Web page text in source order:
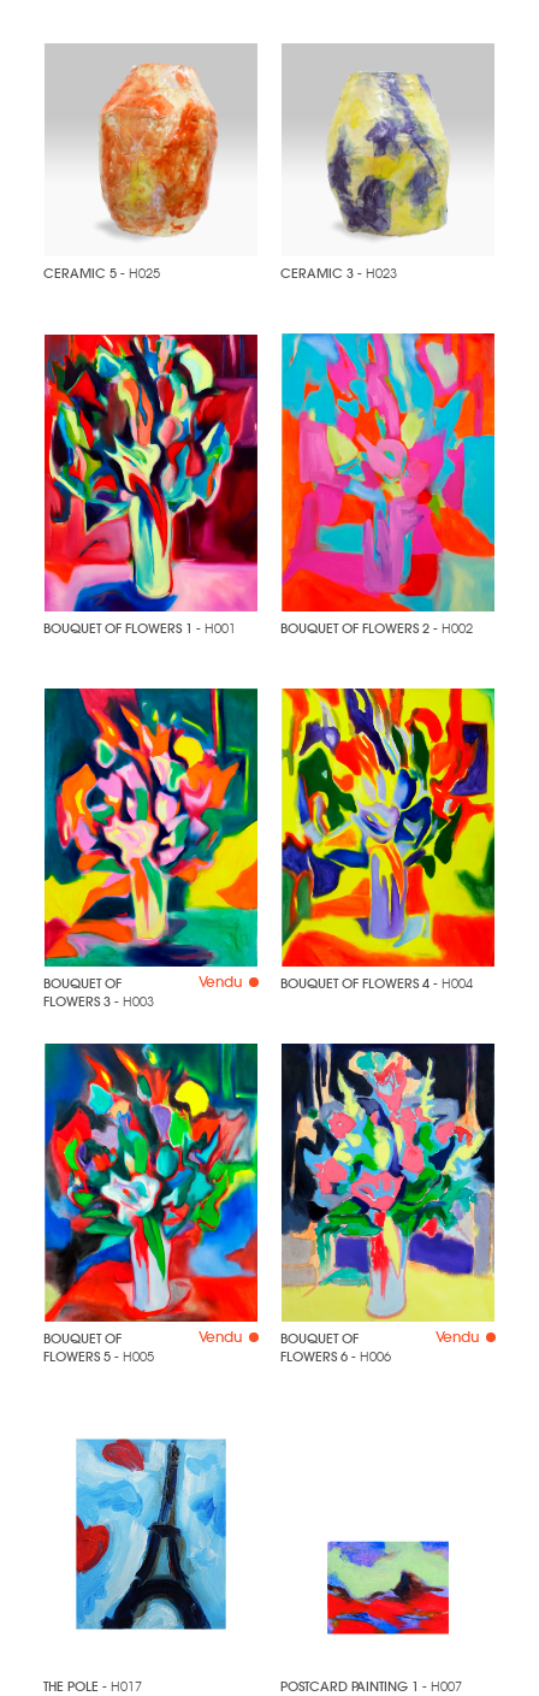
CERAMIC 5 - H025 CERAMIC 3 - H023
BOUQUET OF FLOWERS 1 - H001 BOUQUET OF FLOWERS 2 - H002
BOUQUET OF
FLOWERS 3 - H003
Vendu BOUQUET OF FLOWERS 4 - H004
BOUQUET OF
FLOWERS 5 - H005
Vendu
BOUQUET OF
FLOWERS 6 - H006
Vendu
THE POLE - H017 POSTCARD PAINTING 1 - H007